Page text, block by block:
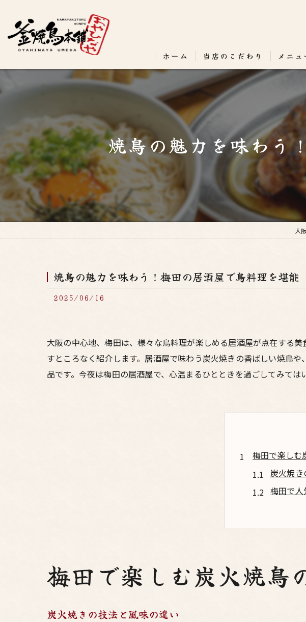
ホーム 当店のこだわり メニュ
焼鳥の魅力を味わう
大
焼鳥の魅力を味わう！梅田の居酒屋で鳥料理を堪能
2025/06/16
大阪の中心地、梅田は、様々な鳥料理が楽しめる居酒屋が点在する
すところなく紹介します。居酒屋で味わう炭火焼きの香ばしい焼鳥
品です。今夜は梅田の居酒屋で、心温まるひとときを過ごしてみては
梅田で楽しむ
炭火焼
梅田で
特別な
焼鳥を
大阪の居酒屋
梅田で楽しむ炭火焼鳥
炭火焼きの技法と風味の違い